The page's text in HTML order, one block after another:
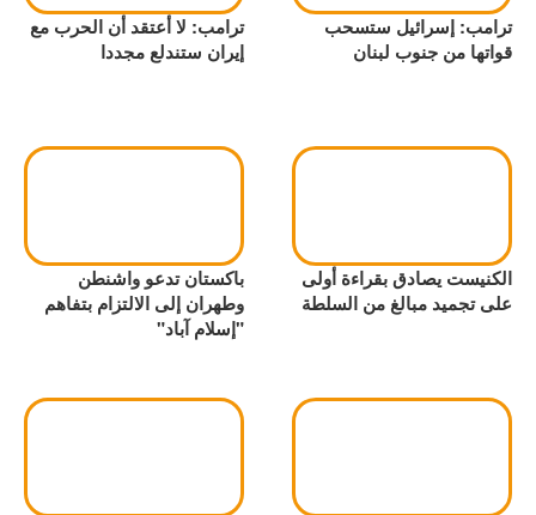
ترامب: إسرائيل ستسحب
قواتها من جنوب لبنان
ترامب: لا أعتقد أن الحرب مع
إيران ستندلع مجددا
الكنيست يصادق بقراءة أولى
على تجميد مبالغ من السلطة
باكستان تدعو واشنطن
وطهران إلى الالتزام بتفاهم
"إسلام آباد"